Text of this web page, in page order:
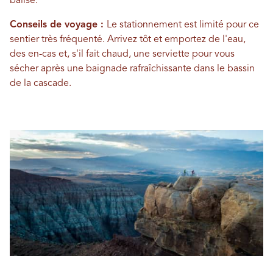
Conseils de voyage : Le stationnement est limité pour ce
sentier très fréquenté. Arrivez tôt et emportez de l'eau,
des en-cas et, s'il fait chaud, une serviette pour vous
sécher après une baignade rafraîchissante dans le bassin
de la cascade.